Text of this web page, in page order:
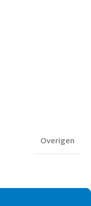
Overigen